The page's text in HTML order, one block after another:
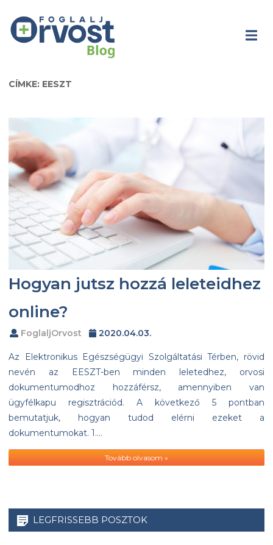
CÍMKE: EESZT
Hogyan jutsz hozzá leleteidhez
online?
FoglaljOrvost 2020.04.03.
Az Elektronikus Egészségügyi Szolgáltatási Térben, rövid
nevén az EESZT-ben minden leletedhez, orvosi
dokumentumodhoz hozzáférsz, amennyiben van
ügyfélkapu regisztrációd. A következő 5 pontban
bemutatjuk, hogyan tudod elérni ezeket a
dokumentumokat. 1….
Tovább olvasom »
LEGFRISSEBB POSZTOK